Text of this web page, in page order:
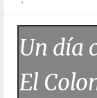
Un día
El